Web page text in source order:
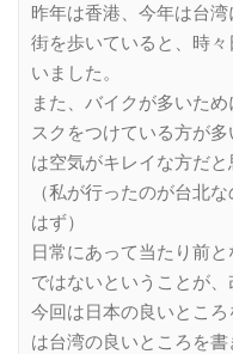
昨年は香港、今年は台
街を歩いていると、時
いました。
また、バイクが多いた
スクをつけている方が
は空気がキレイな方だと
（私が行ったのが台北
はず）
日常にあって当たり前
ではないということが、
今回は日本の良いとこ
は台湾の良いところを書